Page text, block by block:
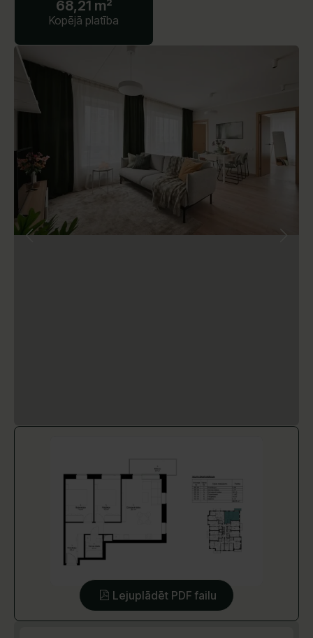
68,21 m²
Kopējā platība
Lejuplādēt PDF failu